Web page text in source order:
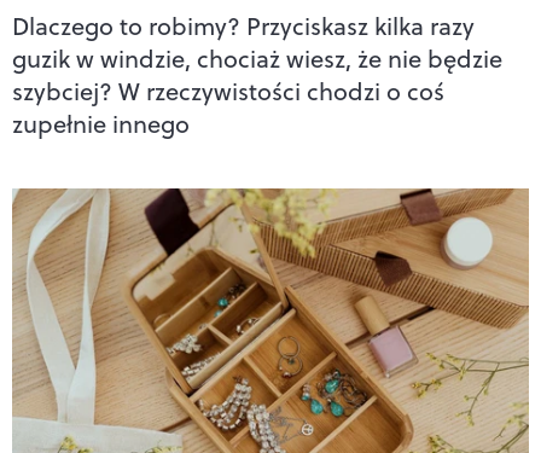
Dlaczego to robimy? Przyciskasz kilka razy
guzik w windzie, chociaż wiesz, że nie będzie
szybciej? W rzeczywistości chodzi o coś
zupełnie innego